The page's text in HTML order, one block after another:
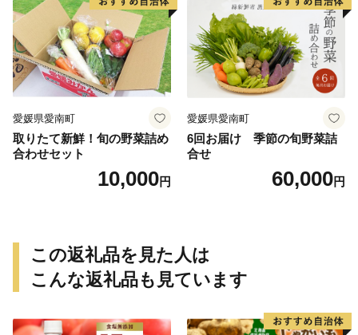
いも天 サイズミックス 甘い
ねっとり 生芋 新芋 あんのう
いも 甘藷 べにはるか スイー
ツ 国産 糖度 産地直送 農家直
送 数量限定 21000円 愛媛 愛
南 ミッチーのおみかん畑
愛媛県愛南町
取りたて新鮮！旬の野菜詰め
合わせセット
10,000円
愛媛県愛南町
6回お届け 季節の旬野菜詰
合せ
60,000円
この返礼品を見た人は
こんな返礼品も見ています